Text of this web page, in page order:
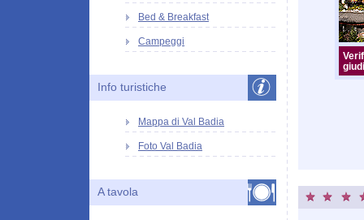
Bed & Breakfast
Campeggi
Info turistiche
Mappa di Val Badia
Foto Val Badia
A tavola